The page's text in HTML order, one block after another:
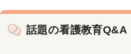
話題の看護教育Q&A